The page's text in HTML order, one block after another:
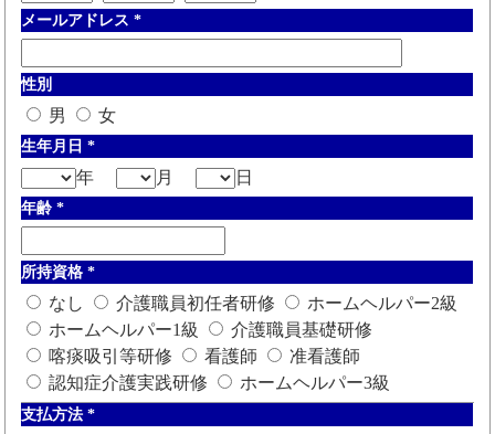
メールアドレス *
性別
男 女
生年月日 *
年 月 日
年齢 *
所持資格 *
なし 介護職員初任者研修
ホームヘルパー2級
ホームヘルパー1級
介護職員基礎研修
喀痰吸引等研修
看護師
准看護師
認知症介護実践研修
ホームヘルパー3級
支払方法 *